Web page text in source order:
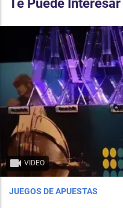
Te Puede Interesar
VIDEO
JUEGOS DE APUESTAS